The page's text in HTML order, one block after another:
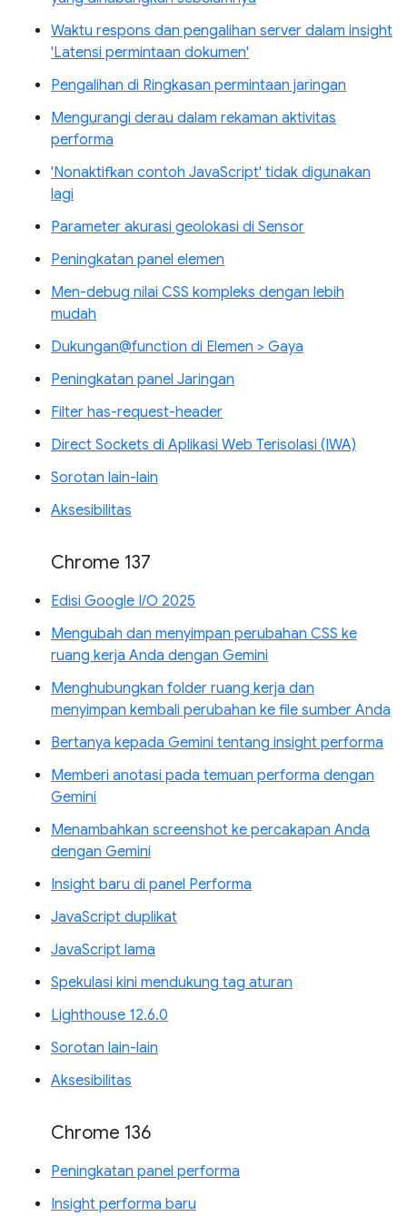
Waktu respons dan pengalihan server dalam insight
'Latensi permintaan dokumen'
Pengalihan di Ringkasan permintaan jaringan
Mengurangi derau dalam rekaman aktivitas
performa
'Nonaktifkan contoh JavaScript' tidak digunakan
lagi
Parameter akurasi geolokasi di Sensor
Peningkatan panel elemen
Men-debug nilai CSS kompleks dengan lebih
mudah
Dukungan@function di Elemen > Gaya
Peningkatan panel Jaringan
Filter has-request-header
Direct Sockets di Aplikasi Web Terisolasi (IWA)
Sorotan lain-lain
Aksesibilitas
Chrome 137
Edisi Google I/O 2025
Mengubah dan menyimpan perubahan CSS ke
ruang kerja Anda dengan Gemini
Menghubungkan folder ruang kerja dan
menyimpan kembali perubahan ke file sumber Anda
Bertanya kepada Gemini tentang insight performa
Memberi anotasi pada temuan performa dengan
Gemini
Menambahkan screenshot ke percakapan Anda
dengan Gemini
Insight baru di panel Performa
JavaScript duplikat
JavaScript lama
Spekulasi kini mendukung tag aturan
Lighthouse 12.6.0
Sorotan lain-lain
Aksesibilitas
Chrome 136
Peningkatan panel performa
Insight performa baru